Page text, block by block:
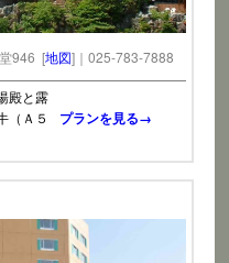
946 [地図]｜025-783-7888
殿と露
（Ａ５
プランを見る→